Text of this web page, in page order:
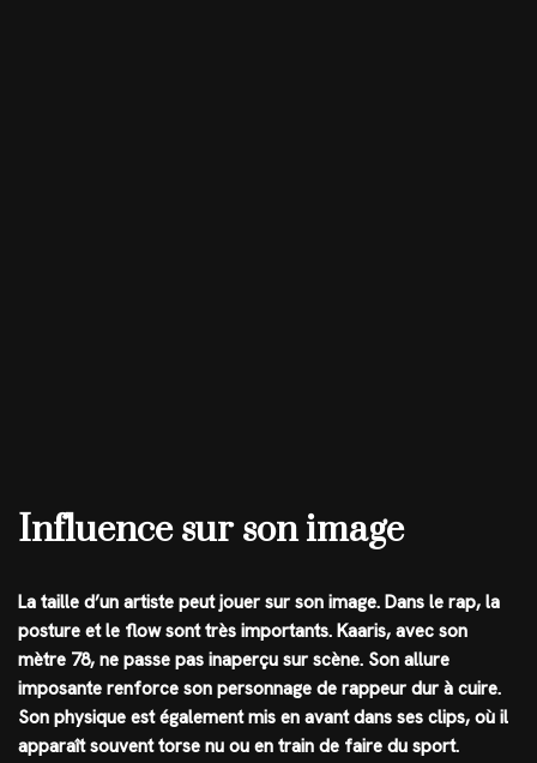
Influence sur son image
La taille d’un artiste peut jouer sur son image. Dans le rap, la
posture et le flow sont très importants. Kaaris, avec son
mètre 78, ne passe pas inaperçu sur scène. Son allure
imposante renforce son personnage de rappeur dur à cuire.
Son physique est également mis en avant dans ses clips, où il
apparaît souvent torse nu ou en train de faire du sport.